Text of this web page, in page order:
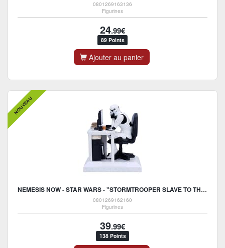
0801269163136
Figurines
24.99€
89 Points
Ajouter au panier
NEMESIS NOW - STAR WARS - "STORMTROOPER SLAVE TO THE WAGE" STATUE 13.7CM
0801269162160
Figurines
39.99€
138 Points
NOUVEAU